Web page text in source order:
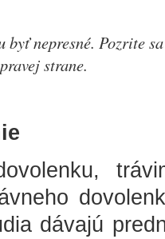
nepresné. Pozrite
strane.
dávajú